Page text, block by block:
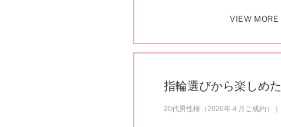
VIEW MORE
指輪選びから楽しめた
20代男性様（2026年４月ご成約）